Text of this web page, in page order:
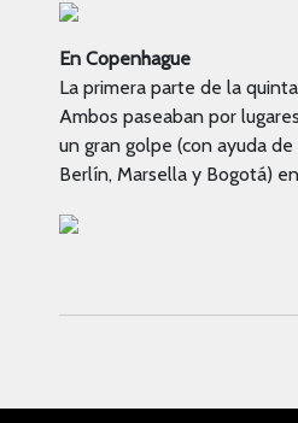
En Copenhague
La primera parte de la
Ambos paseaban por
un gran golpe (con ayuda
Berlín, Marsella y Bogotá)